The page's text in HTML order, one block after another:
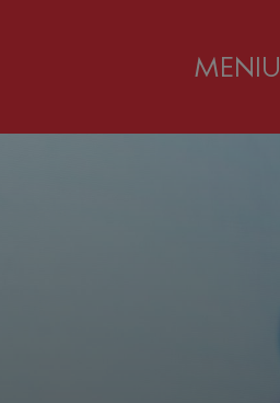
MENIU